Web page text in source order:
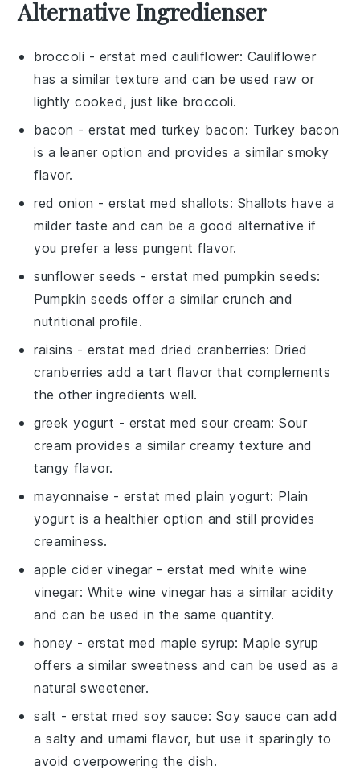
Alternative Ingredienser
broccoli - erstat medcauliflower: Cauliflower
has a similar texture and can be used raw or
lightly cooked, just like broccoli.
bacon - erstat med turkey bacon: Turkey bacon
is a leaner option and provides a similar smoky
flavor.
red onion - erstat med shallots: Shallots have a
milder taste and can be a good alternative if
you prefer a less pungent flavor.
sunflower seeds - erstat med pumpkin seeds:
Pumpkin seeds offer a similar crunch and
nutritional profile.
raisins - erstat med dried cranberries: Dried
cranberries add a tart flavor that complements
the other ingredients well.
greek yogurt - erstat medsour cream: Sour
cream provides a similar creamy texture and
tangy flavor.
mayonnaise - erstat medplain yogurt: Plain
yogurt is a healthier option and still provides
creaminess.
apple cider vinegar - erstat med white wine
vinegar: White wine vinegar has a similar acidity
and can be used in the same quantity.
honey - erstat med maple syrup: Maple syrup
offers a similar sweetness and can be used as a
natural sweetener.
salt - erstat medsoy sauce: Soy sauce can add
a salty and umami flavor, but use it sparingly to
avoid overpowering the dish.